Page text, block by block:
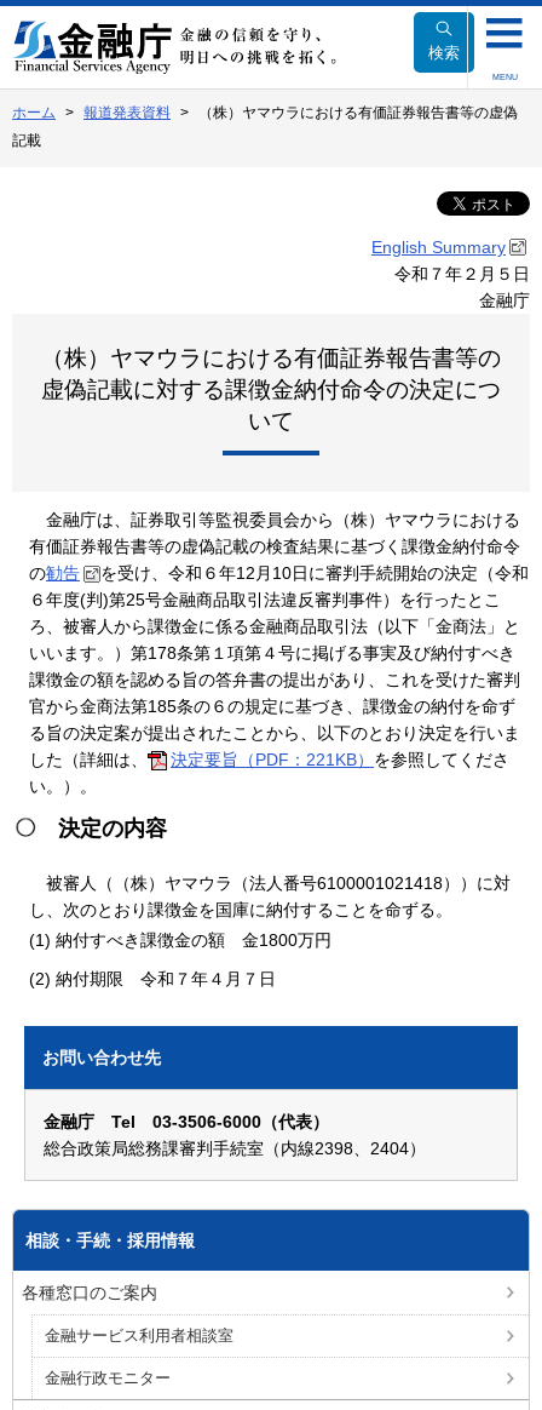
文
へ
動
検索
MENU
ホーム 報道発表資料
（株）ヤマウラにおける有価証券報告書等の虚偽
記載
English Summary
令和７年２月５日
金融庁
（株）ヤマウラにおける有価証券報告書等の
虚偽記載に対する課徴金納付命令の決定につ
いて
金融庁は、証券取引等監視委員会から（株）ヤマウラにおける
有価証券報告書等の虚偽記載の検査結果に基づく課徴金納付命令
の勧告
を受け、令和６年12月10日に審判手続開始の決定（令和
６年度(判)第25号金融商品取引法違反審判事件）を行ったとこ
ろ、被審人から課徴金に係る金融商品取引法（以下「金商法」と
いいます。）第178条第１項第４号に掲げる事実及び納付すべき
課徴金の額を認める旨の答弁書の提出があり、これを受けた審判
官から金商法第185条の６の規定に基づき、課徴金の納付を命ず
る旨の決定案が提出されたことから、以下のとおり決定を行いま
した（詳細は、
決定要旨（PDF：221KB） を参照してくださ
い。）。
決定の内容
被審人（（株）ヤマウラ（法人番号6100001021418））に対
し、次のとおり課徴金を国庫に納付することを命ずる。
(1) 納付すべき課徴金の額 金1800万円
(2) 納付期限 令和７年４月７日
お問い合わせ先
金融庁 Tel 03-3506-6000（代表）
総合政策局総務課審判手続室（内線2398、2404）
相談・手続・採用情報
各種窓口のご案内
金融サービス利用者相談室
金融行政モニター